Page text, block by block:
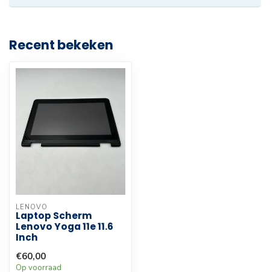
Recent bekeken
LENOVO
Laptop Scherm
Lenovo Yoga 11e 11.6
Inch
€60,00
Op voorraad